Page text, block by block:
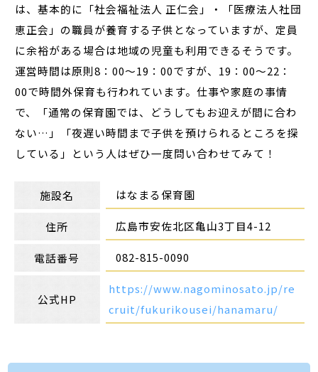
は、基本的に「社会福祉法人 正仁会」・「医療法人社団
恵正会」の職員が養育する子供となっていますが、定員
に余裕がある場合は地域の児童も利用できるそうです。
運営時間は原則8：00～19：00ですが、19：00～22：
00で時間外保育も行われています。仕事や家庭の事情
で、「通常の保育園では、どうしてもお迎えが間に合わ
ない…」「夜遅い時間まで子供を預けられるところを探
している」という人はぜひ一度問い合わせてみて！
施設名 はなまる保育園
住所 広島市安佐北区亀山3丁目4-12
電話番号 082-815-0090
公式HP
https://www.nagominosato.jp/re
cruit/fukurikousei/hanamaru/